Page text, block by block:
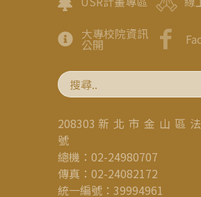
大專校院資訊
公開
208303 新 北 市 金 山 區
號
總機：02-24980707
傳真：02-24082172
統一編號：39994961